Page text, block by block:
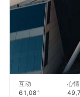
互动
61,081
心情